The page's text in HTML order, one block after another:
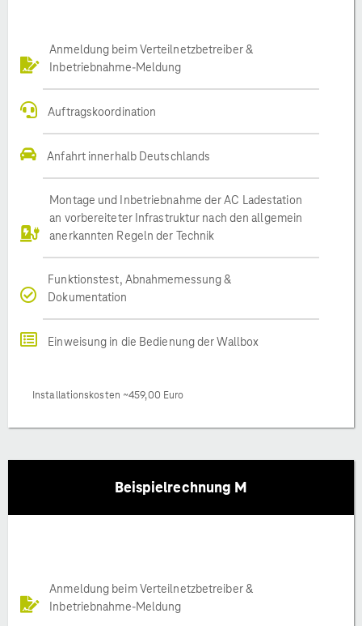
Anmeldung beim Verteilnetzbetreiber &
Inbetriebnahme-Meldung
Auftragskoordination
Anfahrt innerhalb Deutschlands
Montage und Inbetriebnahme der AC Ladestation
an vorbereiteter Infrastruktur nach den allgemein
anerkannten Regeln der Technik
Funktionstest, Abnahmemessung &
Dokumentation
Einweisung in die Bedienung der Wallbox
Installationskosten ~459,00 Euro
Beispielrechnung M
Anmeldung beim Verteilnetzbetreiber &
Inbetriebnahme-Meldung